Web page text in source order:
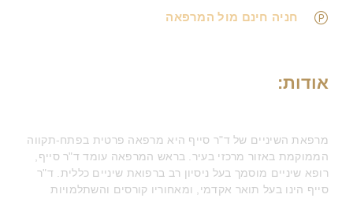
חניה חינם מול המרפאה
אודות:
מרפאת השיניים של ד"ר סייף היא מרפאה פרטית בפתח-תקווה
הממוקמת באזור מרכזי בעיר. בראש המרפאה עומד ד"ר סייף,
רופא שיניים מוסמך בעל ניסיון רב ברפואת שיניים כללית. ד"ר
סייף הינו בעל תואר אקדמי, ומאחוריו קורסים והשתלמויות